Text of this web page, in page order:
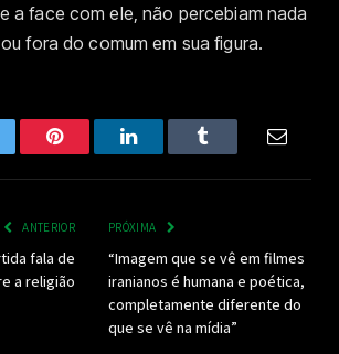
a face com ele, não percebiam nada
fora do comum em sua figura.
Pinterest LinkedInTumblr Email
ANTERIOR
fala de
a religião
PRÓXIMA
“Imagem que se vê em filmes
iranianos é humana e poética,
completamente diferente do
que se vê na mídia”